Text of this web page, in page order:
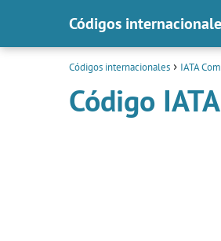
Códigos
Códigos internacionales IATA
Código